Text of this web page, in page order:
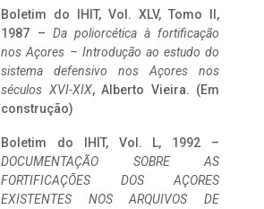
Boletim do IHIT, Vol. XLV, Tomo II,
1987 – Da poliorcética à fortificação
nos Açores – Introdução ao estudo do
sistema defensivo nos Açores nos
séculos XVI-XIX, Alberto Vieira. (Em
construção)
Boletim do IHIT, Vol. L, 1992 –
DOCUMENTAÇÃO SOBRE AS
FORTIFICAÇÕES DOS AÇORES
EXISTENTES NOS ARQUIVOS DE